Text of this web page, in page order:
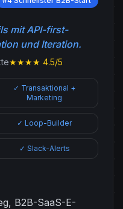
mit API-first-
und Iteration.
★★★★ 4.5/5
✓ Transaktional +
Marketing
✓ Loop-Builder
✓ Slack-Alerts
B2B-SaaS-E-